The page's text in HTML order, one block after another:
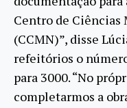
Centro de Ciências
(CCMN)”, disse
refeitórios o
para 3000. “No
completarmos a